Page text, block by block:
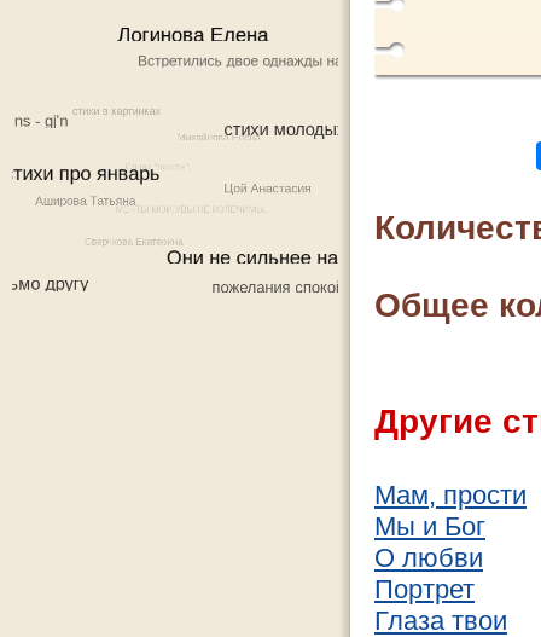
Общее
Другие
Мам, прости
Мы и Бог
О любви
Портрет
Глаза твои